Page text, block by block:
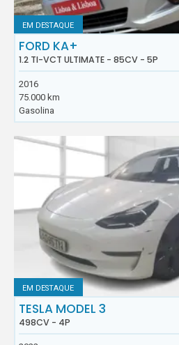
EM DESTAQUE
FORD KA+
1.2 TI-VCT ULTIMATE - 85CV - 5P
2016
75.000 km
Gasolina
EM DESTAQUE
TESLA MODEL 3
498CV - 4P